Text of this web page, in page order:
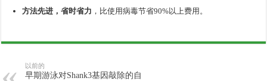
方法先进，省时省力 ，比使用病毒节省90%以上费用。
以前的
早期游泳对Shank3基因敲除的自